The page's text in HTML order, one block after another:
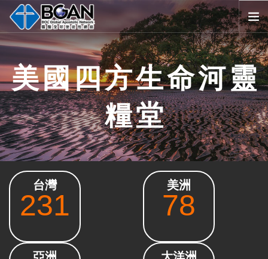
首頁
全球堂會
消息公告
影音媒體
代禱事項
資源共享
友好連結
搜尋
SELECT LANGUAGE
會員登入
美國四方生命河靈
糧堂
台灣
231
美洲
78